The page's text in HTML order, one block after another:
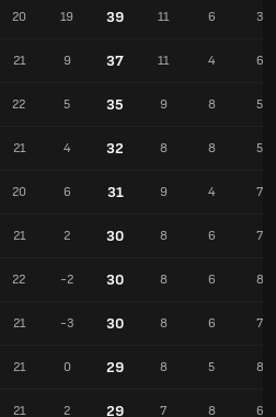
20 19 39 11 6 3
21 9 37 11 4 6
22 5 35 9 8 5
21 4 32 8 8 5
20 6 31 9 4 7
21 2 30 8 6 7
22 -2 30 8 6 8
21 -3 30 8 6 7
21 0 29 8 5 8
21 2 29 7 8 6